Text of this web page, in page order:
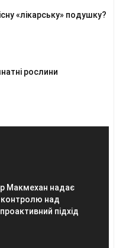
«лікарську» подушку?
рослини
Макмехан надає
контролю над
підхід